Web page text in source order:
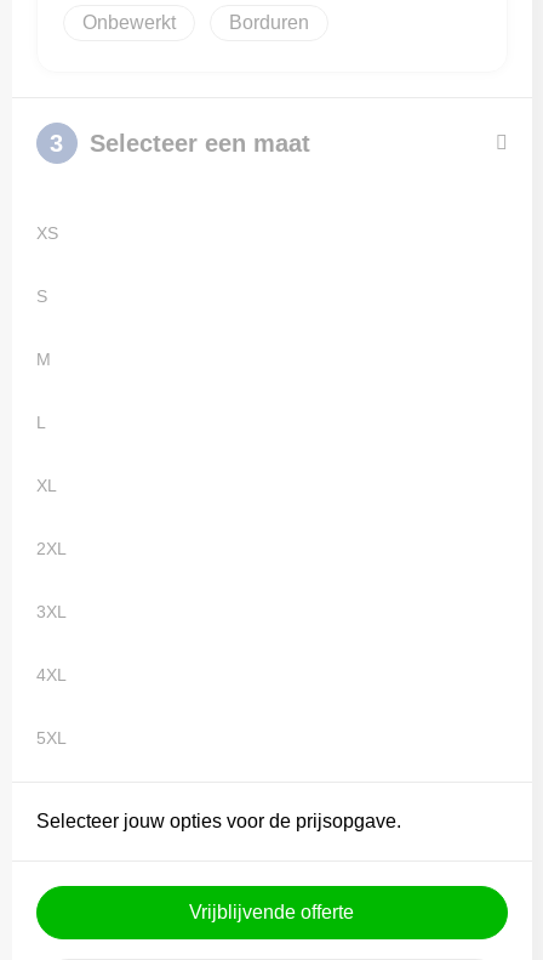
Onbewerkt Borduren
3 Selecteer een maat
XS
S
M
L
XL
2XL
3XL
4XL
5XL
Selecteer jouw opties voor de prijsopgave.
Vrijblijvende offerte